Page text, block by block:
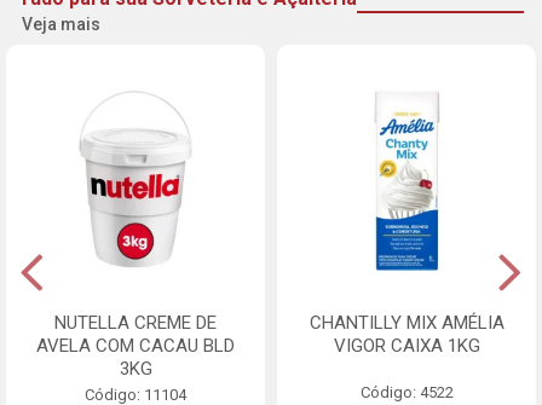
Veja mais
NUTELLA CREME DE
AVELA COM CACAU BLD
3KG
Código: 11104
CHANTILLY MIX AMÉLIA
VIGOR CAIXA 1KG
Código: 4522